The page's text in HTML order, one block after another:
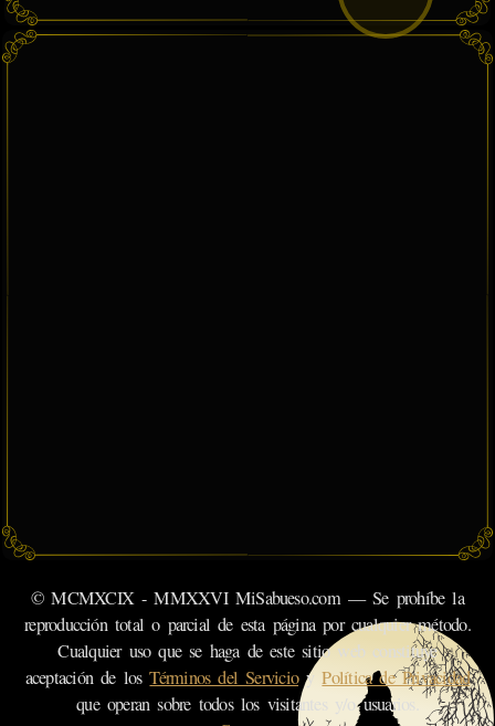
© MCMXCIX - MMXXVI MiSabueso.com — Se prohíbe la
reproducción total o parcial de esta página por cualquier método.
Cualquier uso que se haga de este sitio web constituye
aceptación de losTérminos del ServicioyPolítica de Privacidad
que operan sobre todos los visitantes y/o usuarios.